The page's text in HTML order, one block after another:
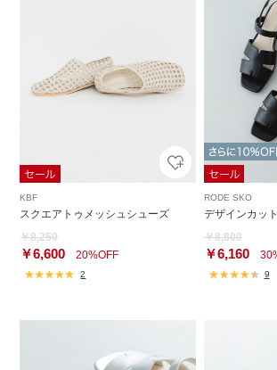
KBF
スクエアトゥメッシュシューズ
￥8,250
￥6,600 20%OFF
2
RODE SKO
デザインカッ
￥8,800
￥6,160
9